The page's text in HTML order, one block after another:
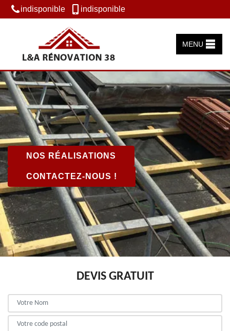
indisponible indisponible
MENU
NOS RÉALISATIONS
CONTACTEZ-NOUS !
DEVIS GRATUIT